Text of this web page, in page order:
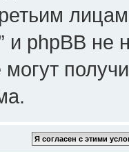
и phpBB не
могут